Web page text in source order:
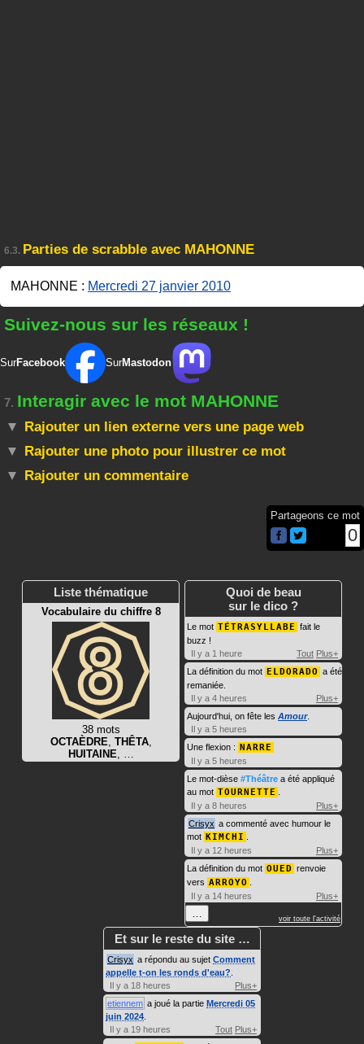
6.3. Parties de scrabble avec MAHONNE
MAHONNE : Mercredi 27 janvier 2010
Suivez-nous sur les réseaux !
SurFacebook SurMastodon
7. Interagir avec le mot MAHONNE
Rajouter un lien externe vers une page web
Rajouter une photo pour illustrer ce mot
Rajouter un commentaire
Partageons ce mot
0
Liste thématique
Vocabulaire du chiffre 8
38 mots
OCTAÈDRE THÊTA,
HUITAINE
Quoi de beau
sur le dico ?
Le mot TÉTRASYLLABE fait le
buzz !
Il y a 1 heure
Tout Plus+
La définition du mot ELDORADO a été
remaniée.
Il y a 4 heures
Plus+
Aujourd'hui, on fête les Amour.
Il y a 5 heures
Une flexion : NARRE
Il y a 5 heures
Le mot-dièse #Théâtre a été appliqué
au mot TOURNETTE
Il y a 8 heures
Plus+
Crisyx a commenté avec humour le
mot KIMCHI
Il y a 12 heures
Plus+
La définition du mot OUED renvoie
vers ARROYO
Il y a 14 heures
Plus+
voir toute l'activité
Et sur le reste du site …
Crisyx a répondu au sujet Comment
appelle t-on les ronds d'eau?
Il y a 18 heures
Plus+
etiennem a joué la partie Mercredi 05
juin 2024
Il y a 19 heures
Tout Plus+